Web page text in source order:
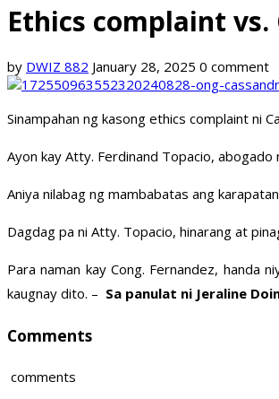
Ethics complaint
by DWIZ 882 January 28, 2025 0 comment
Sinampahan ng kasong ethics complaint ni
Ayon kay Atty. Ferdinand Topacio,
Aniya nilabag ng mambabatas ang
Dagdag pa ni Atty. Topacio, hinarang at
Para naman kay Cong. Fernandez, handa
kaugnay dito. – Sa panulat ni Jeraline
Comments
comments